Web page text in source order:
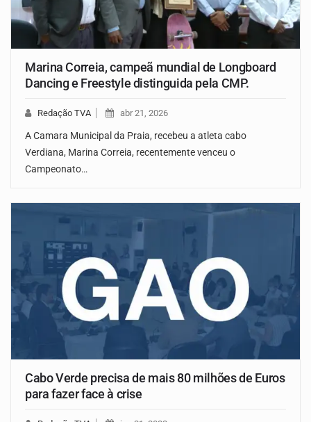
Marina Correia, campeã mundial de Longboard
Dancing e Freestyle distinguida pela CMP.
Redação TVA abr 21, 2026
A Camara Municipal da Praia, recebeu a atleta cabo
Verdiana, Marina Correia, recentemente venceu o
Campeonato…
Cabo Verde precisa de mais 80 milhões de Euros
para fazer face à crise